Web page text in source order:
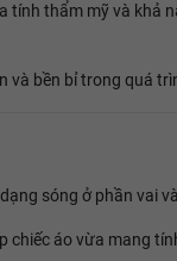
thẩm mỹ và
và bền bỉ trong quá
sóng ở phần
chiếc áo vừa mang